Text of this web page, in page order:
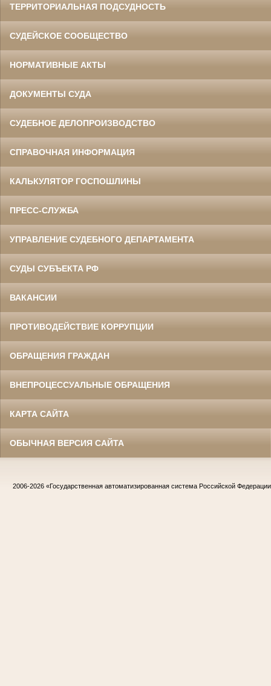
ТЕРРИТОРИАЛЬНАЯ ПОДСУДНОСТЬ
СУДЕЙСКОЕ СООБЩЕСТВО
НОРМАТИВНЫЕ АКТЫ
ДОКУМЕНТЫ СУДА
СУДЕБНОЕ ДЕЛОПРОИЗВОДСТВО
СПРАВОЧНАЯ ИНФОРМАЦИЯ
КАЛЬКУЛЯТОР ГОСПОШЛИНЫ
ПРЕСС-СЛУЖБА
УПРАВЛЕНИЕ СУДЕБНОГО ДЕПАРТАМЕНТА
СУДЫ СУБЪЕКТА РФ
ВАКАНСИИ
ПРОТИВОДЕЙСТВИЕ КОРРУПЦИИ
ОБРАЩЕНИЯ ГРАЖДАН
ВНЕПРОЦЕССУАЛЬНЫЕ ОБРАЩЕНИЯ
КАРТА САЙТА
ОБЫЧНАЯ ВЕРСИЯ САЙТА
2006-2026 «Государственная автоматизированная система Российской